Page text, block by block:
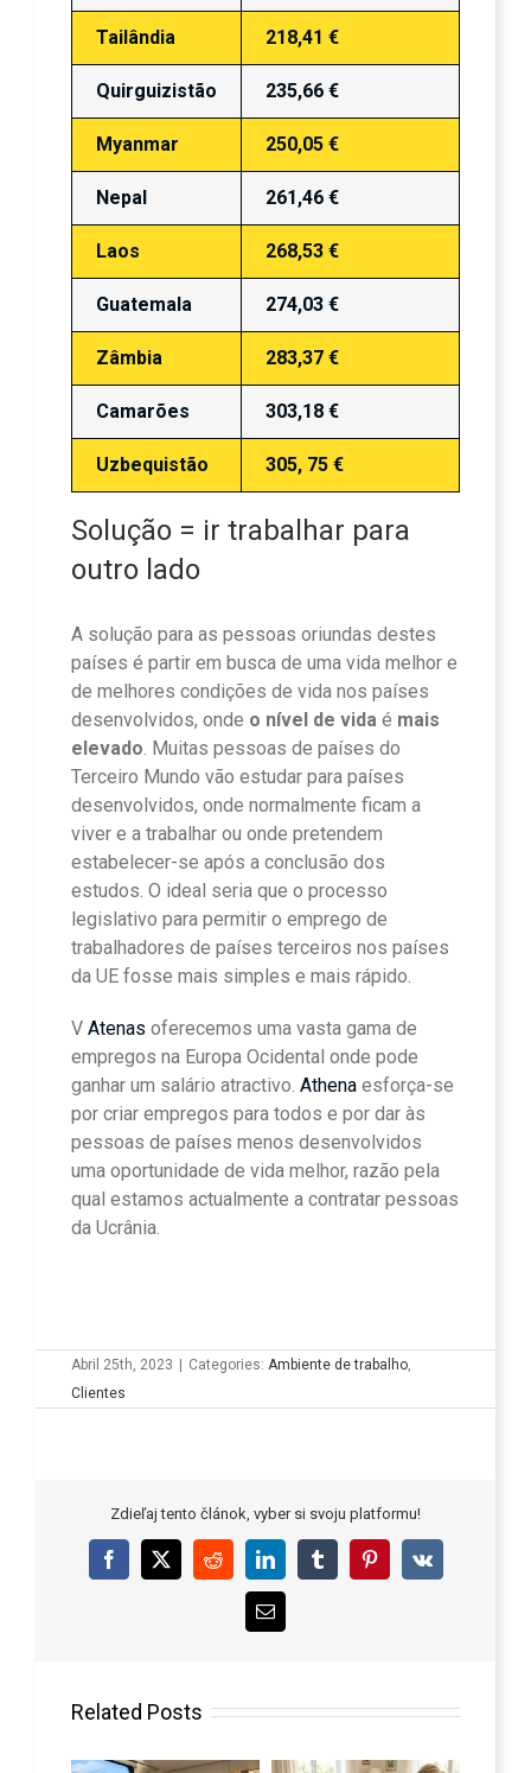
Tailândia 218,41 €
Quirguizistão 235,66 €
Myanmar 250,05 €
Nepal 261,46 €
Laos 268,53 €
Guatemala 274,03 €
Zâmbia 283,37 €
Camarões 303,18 €
Uzbequistão 305, 75 €
Solução = ir trabalhar para
outro lado
A solução para as pessoas oriundas destes
países é partir em busca de uma vida melhor e
de melhores condições de vida nos países
desenvolvidos, onde o nível de vida é mais
elevado. Muitas pessoas de países do
Terceiro Mundo vão estudar para países
desenvolvidos, onde normalmente ficam a
viver e a trabalhar ou onde pretendem
estabelecer-se após a conclusão dos
estudos. O ideal seria que o processo
legislativo para permitir o emprego de
trabalhadores de países terceiros nos países
da UE fosse mais simples e mais rápido.
V Atenas oferecemos uma vasta gama de
empregos na Europa Ocidental onde pode
ganhar um salário atractivo. Athena esforça-se
por criar empregos para todos e por dar às
pessoas de países menos desenvolvidos
uma oportunidade de vida melhor, razão pela
qual estamos actualmente a contratar pessoas
da Ucrânia.
Abril 25th, 2023 Categories: Ambiente de trabalho,
Clientes
Zdieľaj tento článok, vyber si svoju platformu!
Facebook
X RedditLinkedInTumblrPinterest
Vk
Email
Related Posts